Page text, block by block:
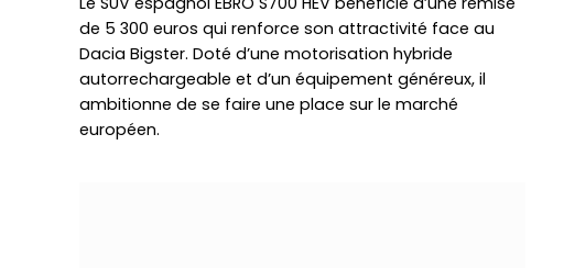
de 5 300 euros qui renforce son attractivité face au
Dacia Bigster. Doté d’une motorisation hybride
autorrechargeable et d’un équipement généreux, il
ambitionne de se faire une place sur le marché
européen.